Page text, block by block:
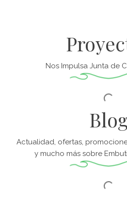
Nos Impulsa Junta de
Actualidad, ofertas,
y mucho más sobre